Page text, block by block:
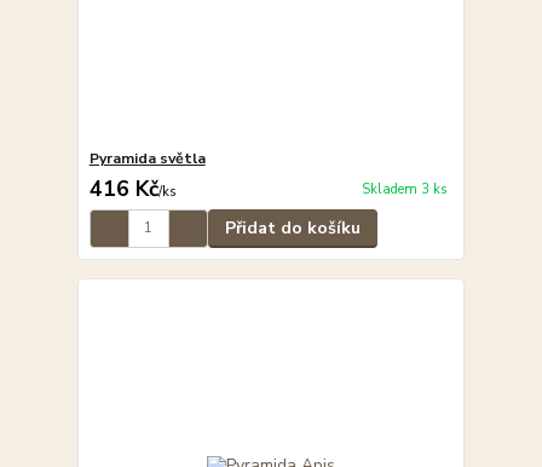
Pyramida světla
416 Kč/ks Skladem 3 ks
Přidat do košíku